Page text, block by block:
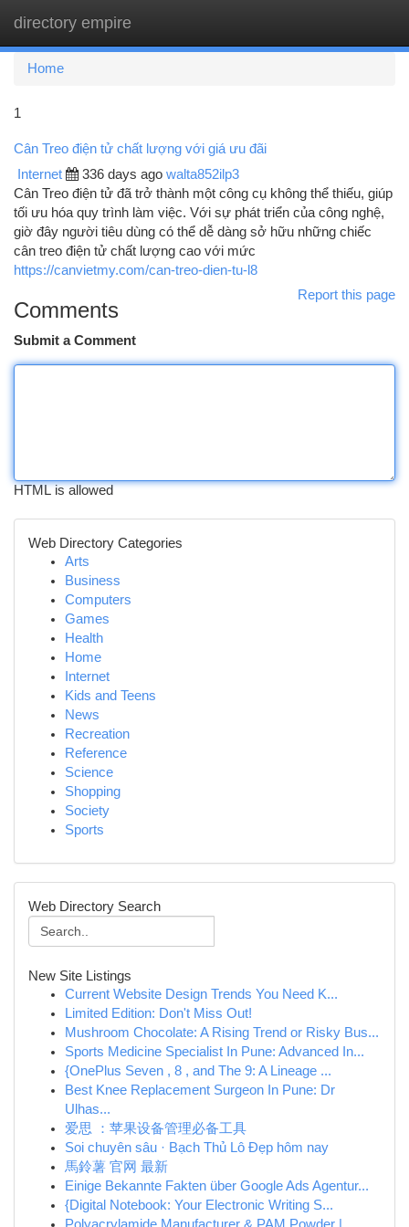
directory empire
Home
1
Cân Treo điện tử chất lượng với giá ưu đãi
Internet 336 days ago walta852ilp3
Cân Treo điện tử đã trở thành một công cụ không thể thiếu, giúp
tối ưu hóa quy trình làm việc. Với sự phát triển của công nghệ,
giờ đây người tiêu dùng có thể dễ dàng sở hữu những chiếc
cân treo điện tử chất lượng cao với mức
https://canvietmy.com/can-treo-dien-tu-l8
Report this page
Comments
Submit a Comment
HTML is allowed
Web Directory Categories
Arts
Business
Computers
Games
Health
Home
Internet
Kids and Teens
News
Recreation
Reference
Science
Shopping
Society
Sports
Web Directory Search
New Site Listings
Current Website Design Trends You Need K...
Limited Edition: Don't Miss Out!
Mushroom Chocolate: A Rising Trend or Risky Bus...
Sports Medicine Specialist In Pune: Advanced In...
{OnePlus Seven , 8 , and The 9: A Lineage ...
Best Knee Replacement Surgeon In Pune: Dr
Ulhas...
爱思 ：苹果设备管理必备工具
Soi chuyên sâu · Bạch Thủ Lô Đẹp hôm nay
馬鈴薯 官网 最新
Einige Bekannte Fakten über Google Ads Agentur...
{Digital Notebook: Your Electronic Writing S...